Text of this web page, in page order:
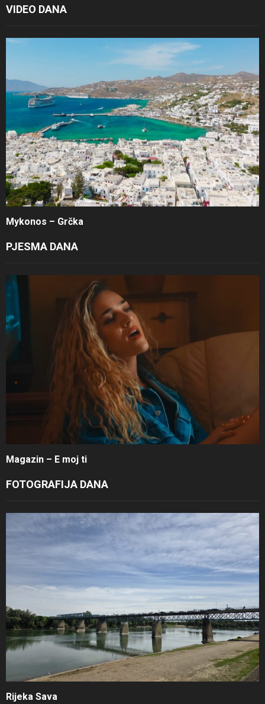
VIDEO DANA
Mykonos – Grčka
PJESMA DANA
Magazin – E moj ti
FOTOGRAFIJA DANA
Rijeka Sava